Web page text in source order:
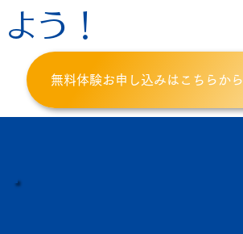
よう！
無料体験お申し込みはこちらから